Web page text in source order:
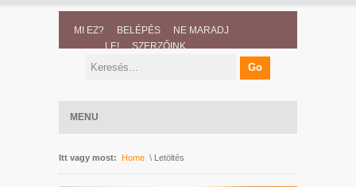
MI EZ? BELÉPÉS
NE MARADJ
LE!
SZERZŐINK
MENU
Itt vagy most: Home \ Letöltés